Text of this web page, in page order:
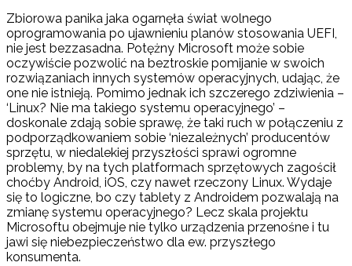
Zbiorowa panika jaka ogarnęła świat wolnego
oprogramowania po ujawnieniu planów stosowania UEFI,
nie jest bezzasadna. Potężny Microsoft może sobie
oczywiście pozwolić na beztroskie pomijanie w swoich
rozwiązaniach innych systemów operacyjnych, udając, że
one nie istnieją. Pomimo jednak ich szczerego zdziwienia –
‘Linux? Nie ma takiego systemu operacyjnego’ –
doskonale zdają sobie sprawę, że taki ruch w połączeniu z
podporządkowaniem sobie ‘niezależnych’ producentów
sprzętu, w niedalekiej przyszłości sprawi ogromne
problemy, by na tych platformach sprzętowych zagościł
choćby Android, iOS, czy nawet rzeczony Linux. Wydaje
się to logiczne, bo czy tablety z Androidem pozwalają na
zmianę systemu operacyjnego? Lecz skala projektu
Microsoftu obejmuje nie tylko urządzenia przenośne i tu
jawi się niebezpieczeństwo dla ew. przyszłego
konsumenta.